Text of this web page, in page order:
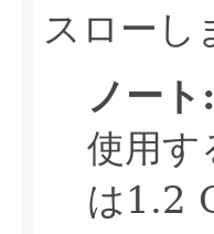
スローし
ノート:
使用す
は1.2